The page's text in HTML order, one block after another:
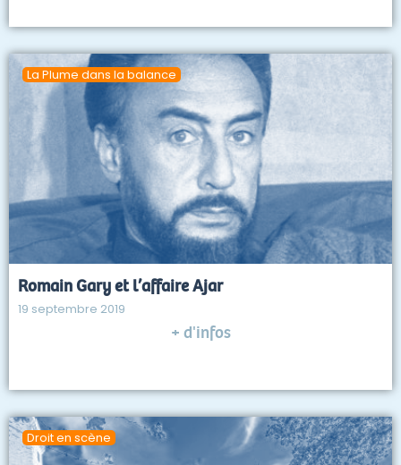
La Plume dans la balance
Romain Gary et l’affaire Ajar
19 septembre 2019
+ d'infos
Droit en scène